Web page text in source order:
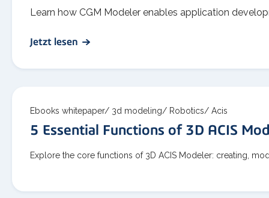
Learn how CGM Modeler enables application
Jetzt lesen
Ebooks whitepaper/ 3d modeling/ Robotics/ Acis
5 Essential Functions of 3D ACIS
Explore the core functions of 3D ACIS Modeler: creating,